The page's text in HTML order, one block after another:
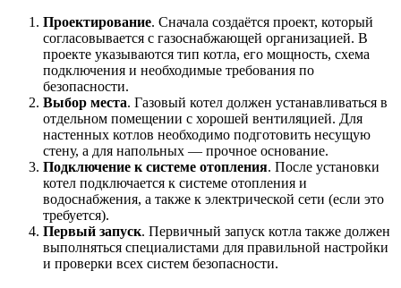
Проектирование. Сначала создаётся проект, который
согласовывается с газоснабжающей организацией. В
проекте указываются тип котла, его мощность, схема
подключения и необходимые требования по
безопасности.
Выбор места. Газовый котел должен устанавливаться в
отдельном помещении с хорошей вентиляцией. Для
настенных котлов необходимо подготовить несущую
стену, а для напольных — прочное основание.
Подключение к системе отопления. После установки
котел подключается к системе отопления и
водоснабжения, а также к электрической сети (если это
требуется).
Первый запуск. Первичный запуск котла также должен
выполняться специалистами для правильной настройки
и проверки всех систем безопасности.